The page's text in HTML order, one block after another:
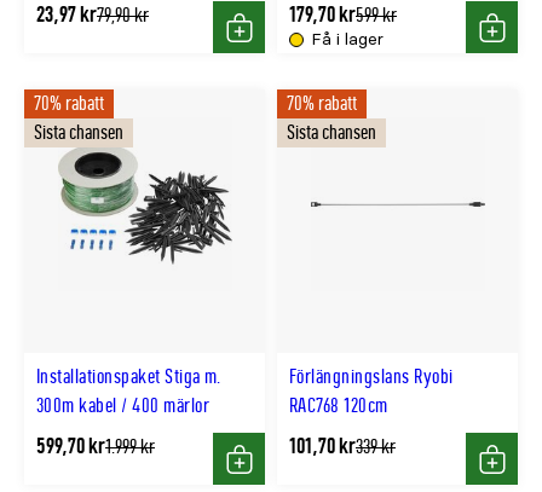
23,97 krTidligere
79,90 kr
Köp
Få i lager
179,70 krTidligere
lägsta
pris
599 kr
Köp
Installationspaket Stiga m.
300m kabel / 400 märlor
70% rabatt
Sista chansen
599,70 krTidligere
1.999 kr
Köp
Förlängningslans Ryobi
RAC768 120cm
70% rabatt
Sista chansen
101,70 krTidligere
339 kr
Köp